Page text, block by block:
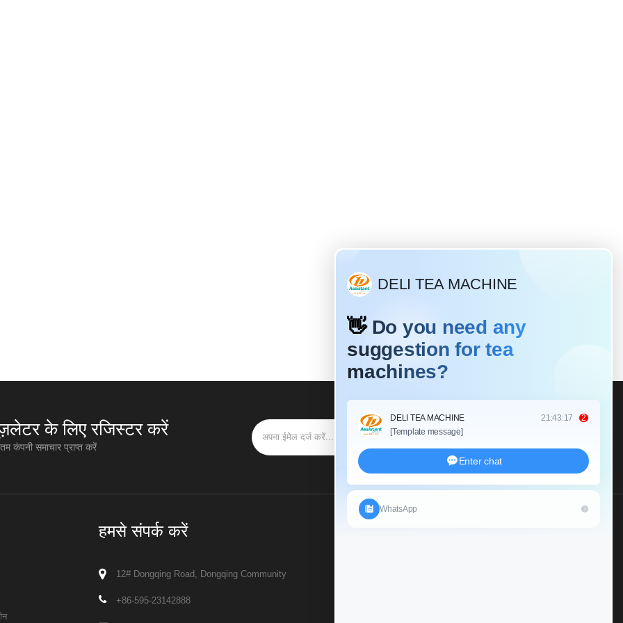
के लिए रजिस्टर करें
कंपनी समाचार प्राप्त करें
हमसे संपर्क करें
12# Dongqing Road, Dongqing Community
+86-595-23142888